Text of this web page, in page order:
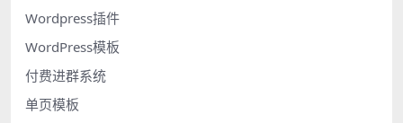
Wordpress插件
WordPress模板
付费进群系统
单页模板